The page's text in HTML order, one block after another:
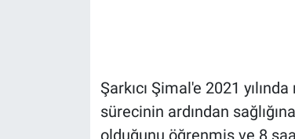
Şarkıcı Şimal'e 2021
sürecinin ardından
olduğunu öğrenmiş ve 8